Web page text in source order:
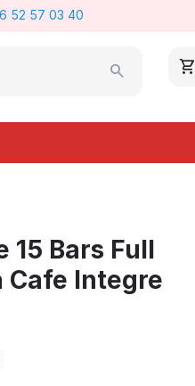
52 57 03 40
15 Bars Full
Cafe Integre